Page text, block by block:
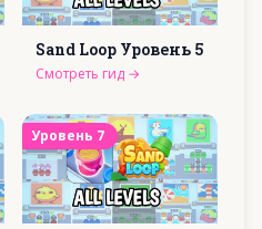
Sand Loop Уровень 5
Смотреть гид →
Уровень 7